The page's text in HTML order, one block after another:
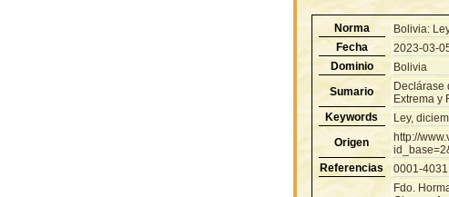
Norma
Bolivia:
Fecha
2023-03-
Dominio
Bolivia
Sumario
Declárase
Extrema y
Keywords
Ley,
Origen
http://
Referencias
0001-
Fdo.